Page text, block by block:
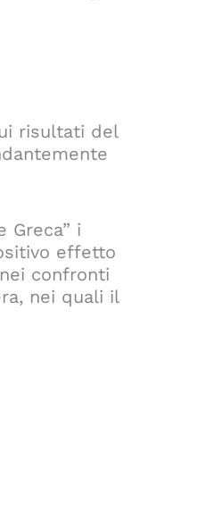
risultati del
Greca” i
effetto
confronti
nei quali il